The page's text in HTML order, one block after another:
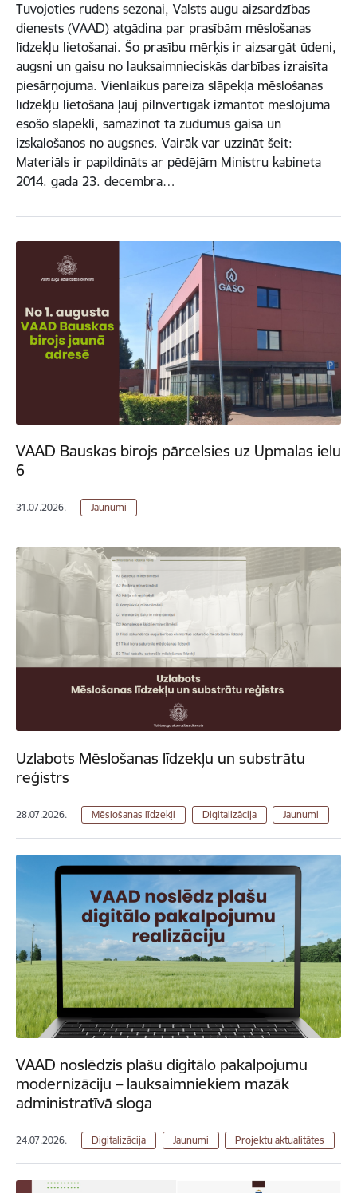
Tuvojoties rudens sezonai, Valsts augu aizsardzības
dienests (VAAD) atgādina par prasībām mēslošanas
līdzekļu lietošanai. Šo prasību mērķis ir aizsargāt ūdeni,
augsni un gaisu no lauksaimnieciskās darbības izraisīta
piesārņojuma. Vienlaikus pareiza slāpekļa mēslošanas
līdzekļu lietošana ļauj pilnvērtīgāk izmantot mēslojumā
esošo slāpekli, samazinot tā zudumus gaisā un
izskalošanos no augsnes. Vairāk var uzzināt šeit:
Materiāls ir papildināts ar pēdējām Ministru kabineta
2014. gada 23. decembra…
VAAD Bauskas birojs pārcelsies uz Upmalas ielu
6
31.07.2026. Jaunumi
Uzlabots Mēslošanas līdzekļu un substrātu
reģistrs
28.07.2026. Mēslošanas līdzekļi Digitalizācija Jaunumi
VAAD noslēdzis plašu digitālo pakalpojumu
modernizāciju – lauksaimniekiem mazāk
administratīvā sloga
24.07.2026. Digitalizācija Jaunumi Projektu aktualitātes